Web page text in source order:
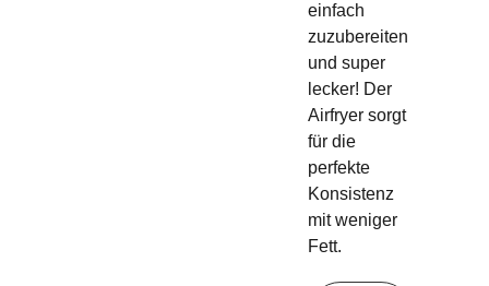
einfach
zuzubereiten
und super
lecker! Der
Airfryer sorgt
für die
perfekte
Konsistenz
mit weniger
Fett.